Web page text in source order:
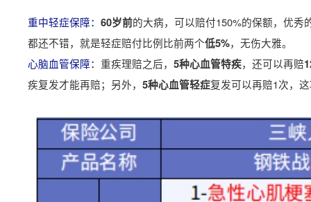
重中轻症保障： 60岁前的大病，可以赔付150%的保额，优
都还不错，就是轻症赔付比例比前两个低5%，无伤大雅。
心脑血管保障： 重疾理赔之后， 5种心血管特疾，还可以再赔
疾复发才能再赔；另外， 5种心血管轻症复发可以再赔1次，